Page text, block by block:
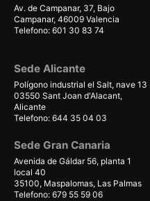
Av. de Campanar, 37, Bajo
Campanar, 46009 Valencia
Telefono: 601 30 83 74
Sede Alicante
Polígono industrial el Salt, nave 13
03550 Sant Joan d'Alacant,
Alicante
Telefono: 644 35 04 03
Sede Gran Canaria
Avenida de Gáldar 56, planta 1
local 40
35100, Maspalomas, Las Palmas
Telefono: 679 55 59 06